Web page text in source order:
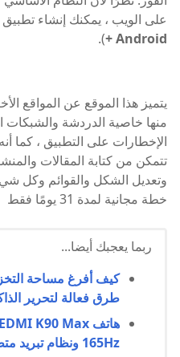
على الويب ، يمكنك إنشاء تطبيق
+ Android
).
يتميز هذا الموقع عن المواقع
منها خاصية الدردشة والشبكات
الإخطارات على التطبيق ، كما
تتمكن من كتابة المقالات
وتعديل الشكل والقوائم وكل
خطة مجانية لمدة 31 يومًا فقط
ربما يعجبك أيضا...
طرق فعالة لتحرير
165Hz ونظام تبريد متطور لعشاق الألعاب